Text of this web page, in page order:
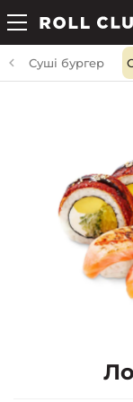
Суші бургер